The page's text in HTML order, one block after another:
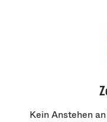
Kein Anstehen